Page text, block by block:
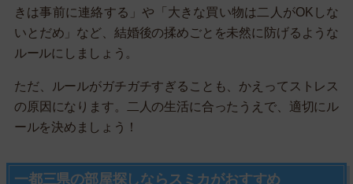
きは事前に連絡する」や「大きな買い物は二人がOKしな
いとだめ」など、結婚後の揉めごとを未然に防げるような
ルールにしましょう。
ただ、ルールがガチガチすぎることも、かえってストレス
の原因になります。二人の生活に合ったうえで、適切にル
ールを決めましょう！
一都三県の部屋探しならスミカがおすすめ